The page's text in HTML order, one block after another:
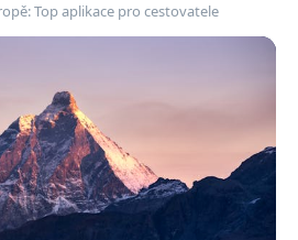
Top aplikace pro cestovatele